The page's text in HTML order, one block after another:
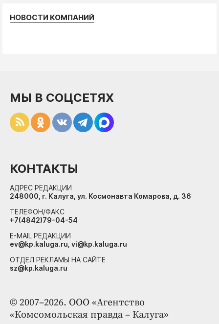
НОВОСТИ КОМПАНИЙ
© 2007–2026. ООО «Агентство
«Комсомольская правда – Калуга»
МЫ В СОЦСЕТЯХ
КОНТАКТЫ
АДРЕС РЕДАКЦИИ
248000, г. Калуга, ул. Космонавта Комарова, д. 36
ТЕЛЕФОН/ФАКС
+7(4842)79-04-54
E-MAIL РЕДАКЦИИ
ev@kp.kaluga.ru, vi@kp.kaluga.ru
ОТДЕЛ РЕКЛАМЫ НА САЙТЕ
sz@kp.kaluga.ru